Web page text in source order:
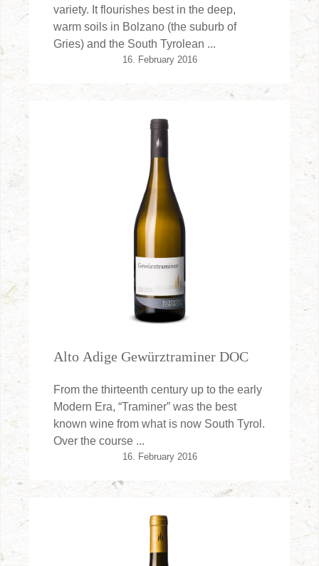
variety. It flourishes best in the deep,
warm soils in Bolzano (the suburb of
Gries) and the South Tyrolean ...
16. February 2016
Alto Adige Gewürztraminer DOC
From the thirteenth century up to the early
Modern Era, “Traminer” was the best
known wine from what is now South Tyrol.
Over the course ...
16. February 2016